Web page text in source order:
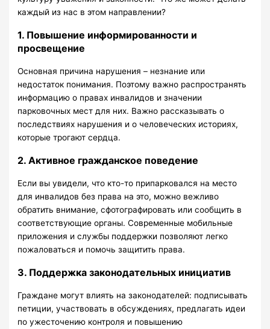
каждый из нас в этом направлении?
1. Повышение информированности и
просвещение
Основная причина нарушения – незнание или
недостаток понимания. Поэтому важно распространять
информацию о правах инвалидов и значении
парковочных мест для них. Важно рассказывать о
последствиях нарушения и о человеческих историях,
которые трогают сердца.
2. Активное гражданское поведение
Если вы увидели, что кто-то припарковался на место
для инвалидов без права на это, можно вежливо
обратить внимание, сфотографировать или сообщить в
соответствующие органы. Современные мобильные
приложения и службы поддержки позволяют легко
пожаловаться и помочь защитить права.
3. Поддержка законодательных инициатив
Граждане могут влиять на законодателей: подписывать
петиции, участвовать в обсуждениях, предлагать идеи
по ужесточению контроля и повышению